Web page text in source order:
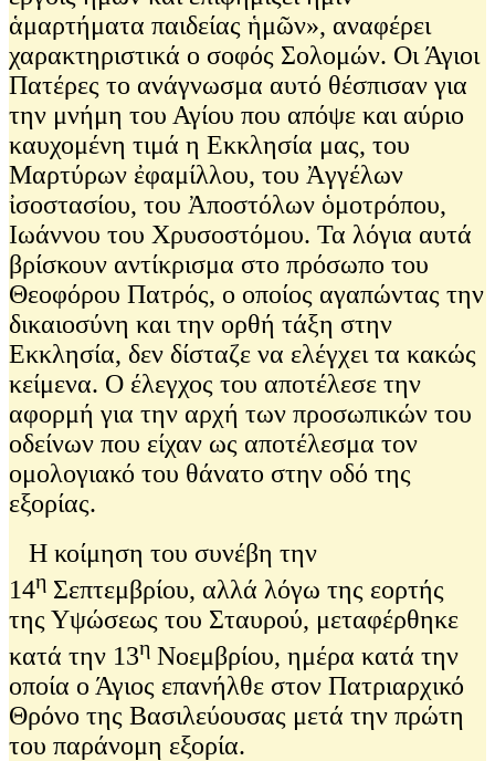
ἁμαρτήματα παιδείας ἡμῶν», αναφέρει
χαρακτηριστικά ο σοφός Σολομών. Οι Άγιοι
Πατέρες το ανάγνωσμα αυτό θέσπισαν για
την μνήμη του Αγίου που απόψε και αύριο
καυχομένη τιμά η Εκκλησία μας, του
Μαρτύρων ἐφαμίλλου, του Ἀγγέλων
ἰσοστασίου, του Ἀποστόλων ὁμοτρόπου,
Ιωάννου του Χρυσοστόμου. Τα λόγια αυτά
βρίσκουν αντίκρισμα στο πρόσωπο του
Θεοφόρου Πατρός, ο οποίος αγαπώντας την
δικαιοσύνη και την ορθή τάξη στην
Εκκλησία, δεν δίσταζε να ελέγχει τα κακώς
κείμενα. Ο έλεγχος του αποτέλεσε την
αφορμή για την αρχή των προσωπικών του
οδείνων που είχαν ως αποτέλεσμα τον
ομολογιακό του θάνατο στην οδό της
εξορίας.
Η κοίμηση του συνέβη την
14η Σεπτεμβρίου, αλλά λόγω της εορτής
της Υψώσεως του Σταυρού, μεταφέρθηκε
κατά την 13η Νοεμβρίου, ημέρα κατά την
οποία ο Άγιος επανήλθε στον Πατριαρχικό
Θρόνο της Βασιλεύουσας μετά την πρώτη
του παράνομη εξορία.